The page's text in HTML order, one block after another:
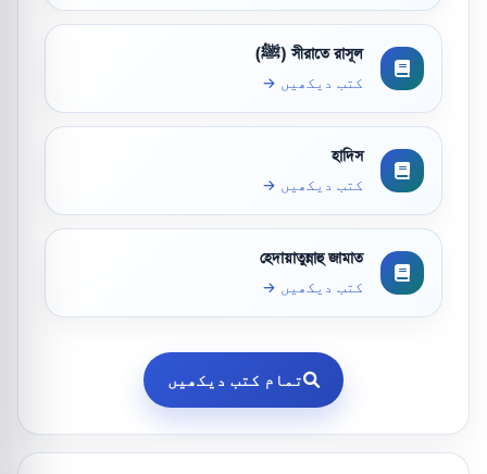
সীরাতে রাসূল (ﷺ)
کتب دیکھیں →
হাদিস
کتب دیکھیں →
হেদায়াতুন্নাহু জামাত
کتب دیکھیں →
تمام کتب دیکھیں